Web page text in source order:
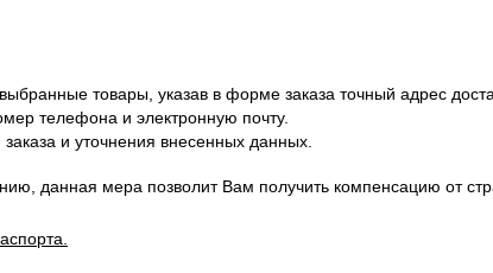
товары, указав в форме заказа точный адрес
телефона и электронную почту.
и уточнения внесенных данных.
данная мера позволит Вам получить компенсацию от